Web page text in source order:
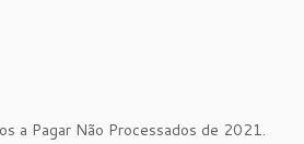
a Pagar Não Processados de 2021.